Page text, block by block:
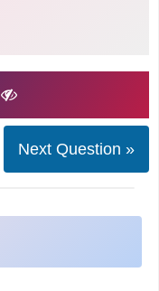
Next Question »